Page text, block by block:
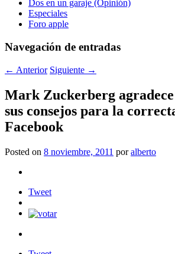
Dos en un garaje (Opinión)
Especiales
Foro apple
Navegación de entradas
← Anterior Siguiente →
Mark Zuckerberg agradece
sus consejos para la
Facebook
Posted on 8 noviembre, 2011 poralberto
Tweet